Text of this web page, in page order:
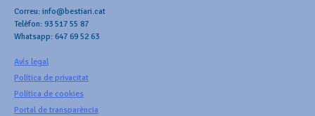
Correu: info@bestiari.cat
Telèfon: 93 517 55 87
Whatsapp: 647 69 52 63
Avís legal
Política de privacitat
Política de cookies
Portal de transparència